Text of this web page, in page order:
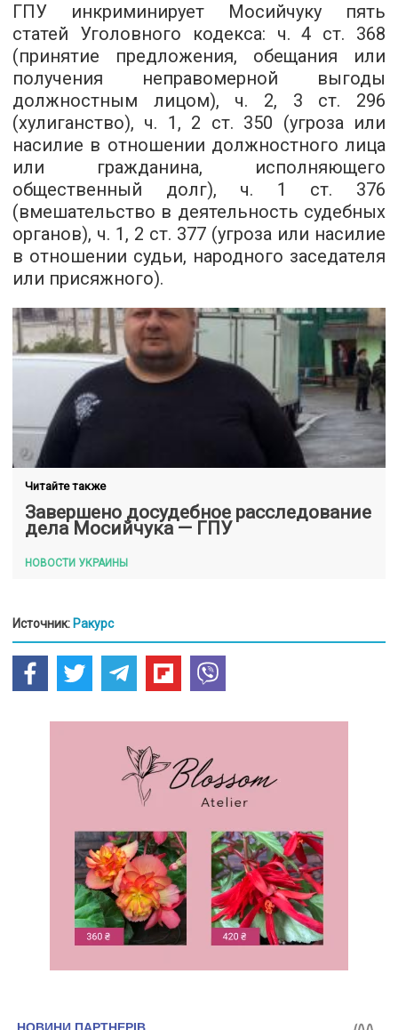
ГПУ инкриминирует Мосийчуку пять
статей Уголовного кодекса: ч. 4 ст. 368
(принятие предложения, обещания или
получения неправомерной выгоды
должностным лицом), ч. 2, 3 ст. 296
(хулиганство), ч. 1, 2 ст. 350 (угроза или
насилие в отношении должностного лица
или гражданина, исполняющего
общественный долг), ч. 1 ст. 376
(вмешательство в деятельность судебных
органов), ч. 1, 2 ст. 377 (угроза или насилие
в отношении судьи, народного заседателя
или присяжного).
Читайте также
Завершено досудебное расследование
дела Мосийчука — ГПУ
НОВОСТИ УКРАИНЫ
Источник: Ракурс